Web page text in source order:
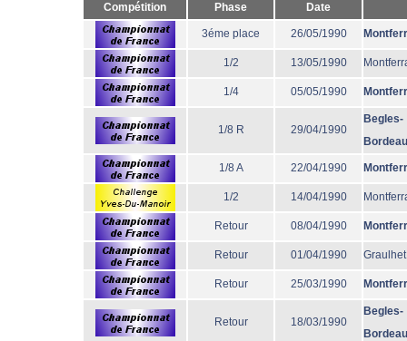
Compétition Phase Date
3éme place 26/05/1990
1/2 13/05/1990
1/4 05/05/1990
1/8 R 29/04/1990
Begles-
1/8 A 22/04/1990
1/2 14/04/1990
Retour 08/04/1990
Retour 01/04/1990 Graulhet
Retour 25/03/1990
Retour 18/03/1990
Begles-